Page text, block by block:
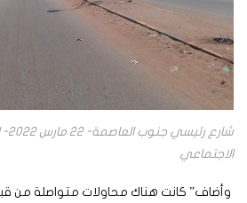
الاجتماعي
وأضاف” كانت هناك محاولات متواصلة من قبل